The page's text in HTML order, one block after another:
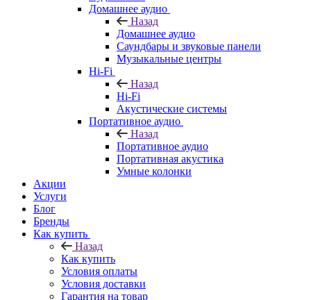
Домашнее аудио
Назад
Домашнее аудио
Саундбары и звуковые панели
Музыкальные центры
Hi-Fi
Назад
Hi-Fi
Акустические системы
Портативное аудио
Назад
Портативное аудио
Портативная акустика
Умные колонки
Акции
Услуги
Блог
Бренды
Как купить
Назад
Как купить
Условия оплаты
Условия доставки
Гарантия на товар